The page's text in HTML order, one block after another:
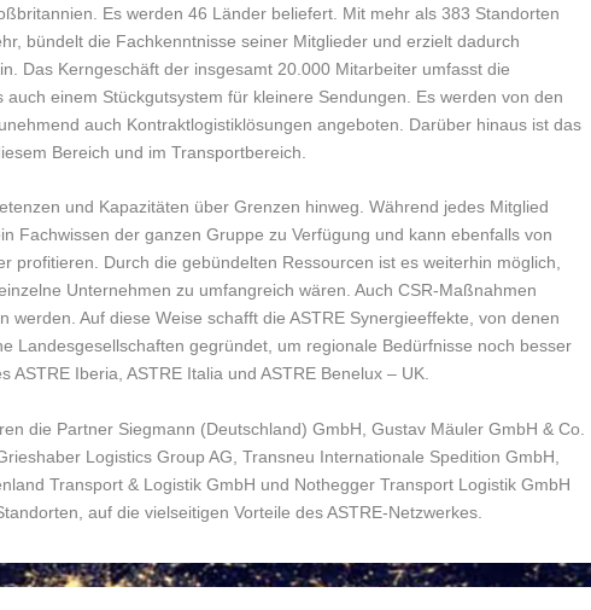
Es werden 46 Länder beliefert. Mit mehr als 383 Standorten
bündelt die Fachkenntnisse seiner Mitglieder und erzielt dadurch
Das Kerngeschäft der insgesamt 20.000 Mitarbeiter umfasst die
einem Stückgutsystem für kleinere Sendungen. Es werden von den
auch Kontraktlogistiklösungen angeboten. Darüber hinaus ist das
Bereich und im Transportbereich.
und Kapazitäten über Grenzen hinweg. Während jedes Mitglied
Fachwissen der ganzen Gruppe zu Verfügung und kann ebenfalls von
profitieren. Durch die gebündelten Ressourcen ist es weiterhin möglich,
Unternehmen zu umfangreich wären. Auch CSR-Maßnahmen
Auf diese Weise schafft die ASTRE Synergieeffekte, von denen
Landesgesellschaften gegründet, um regionale Bedürfnisse noch besser
Iberia, ASTRE Italia und ASTRE Benelux – UK.
die Partner Siegmann (Deutschland) GmbH, Gustav Mäuler GmbH & Co.
Logistics Group AG, Transneu Internationale Spedition GmbH,
Transport & Logistik GmbH und Nothegger Transport Logistik GmbH
auf die vielseitigen Vorteile des ASTRE-Netzwerkes.